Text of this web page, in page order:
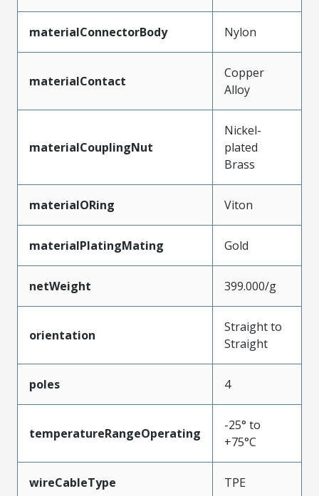
materialConnectorBody Nylon
materialContact
Copper
Alloy
materialCouplingNut
Nickel-
plated
Brass
materialORing Viton
materialPlatingMating Gold
netWeight 399.000/g
orientation
Straight to
Straight
poles 4
temperatureRangeOperating
-25° to
+75°C
wireCableType TPE